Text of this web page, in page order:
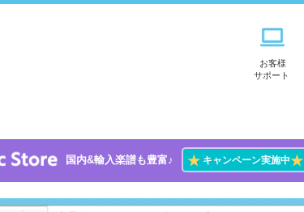
お客様
サポート
国内&輸入楽譜も豊富♪ ★キャンペーン実施中★